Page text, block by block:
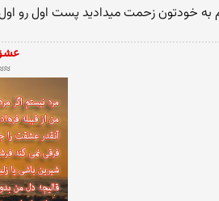
خودتون زحمت میدادید پست اول رو اول